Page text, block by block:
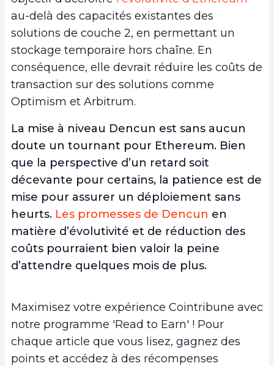
au-delà des capacités existantes des
solutions de couche 2, en permettant un
stockage temporaire hors chaîne. En
conséquence, elle devrait réduire les coûts de
transaction sur des solutions comme
Optimism et Arbitrum.
La mise à niveau Dencun est sans aucun
doute un tournant pour Ethereum. Bien
que la perspective d’un retard soit
décevante pour certains, la patience est de
mise pour assurer un déploiement sans
heurts. Les promesses de Dencun en
matière d’évolutivité et de réduction des
coûts pourraient bien valoir la peine
d’attendre quelques mois de plus.
Maximisez votre expérience Cointribune avec
notre programme 'Read to Earn' ! Pour
chaque article que vous lisez, gagnez des
points et accédez à des récompenses